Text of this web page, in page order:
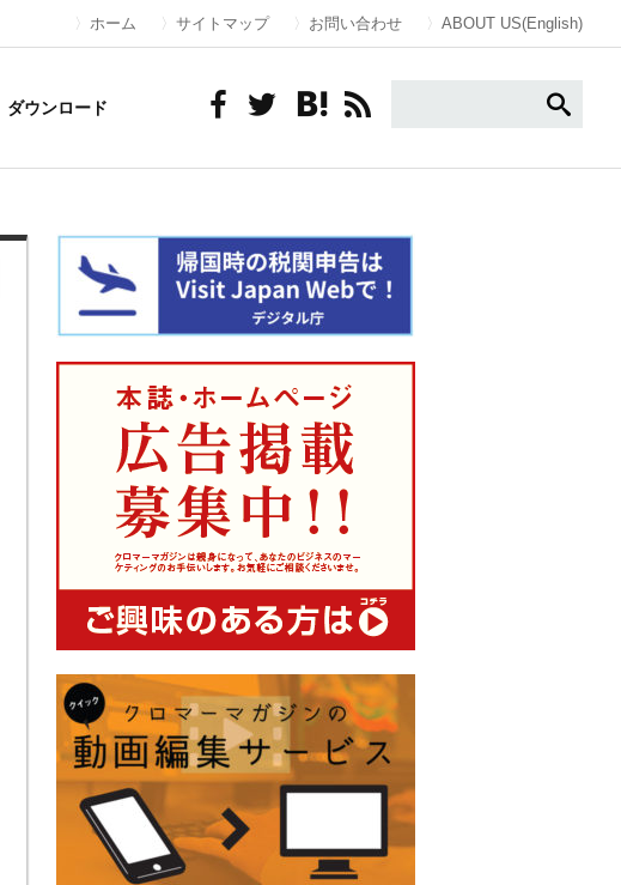
ホーム サイトマップ お問い合わせ ABOUT US(English)
ダウンロード